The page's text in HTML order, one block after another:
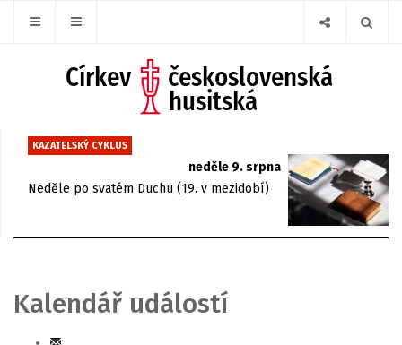
KAZATELSKÝ CYKLUS
neděle 9. srpna
Neděle po svatém Duchu (19. v mezidobí)
Kalendář událostí